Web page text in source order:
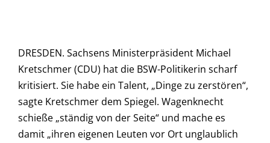
DRESDEN. Sachsens Ministerpräsident Michael
Kretschmer (CDU) hat die BSW-Politikerin scharf
kritisiert. Sie habe ein Talent, „Dinge zu zerstören“,
sagte Kretschmer dem Spiegel. Wagenknecht
schieße „ständig von der Seite“ und mache es
damit „ihren eigenen Leuten vor Ort unglaublich